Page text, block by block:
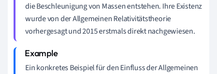
die Beschleunigung von Massen entstehen. Ihre Existenz
wurde von der Allgemeinen Relativitätstheorie
vorhergesagt und 2015 erstmals direkt nachgewiesen.
Ein konkretes Beispiel für den Einfluss der Allgemeinen